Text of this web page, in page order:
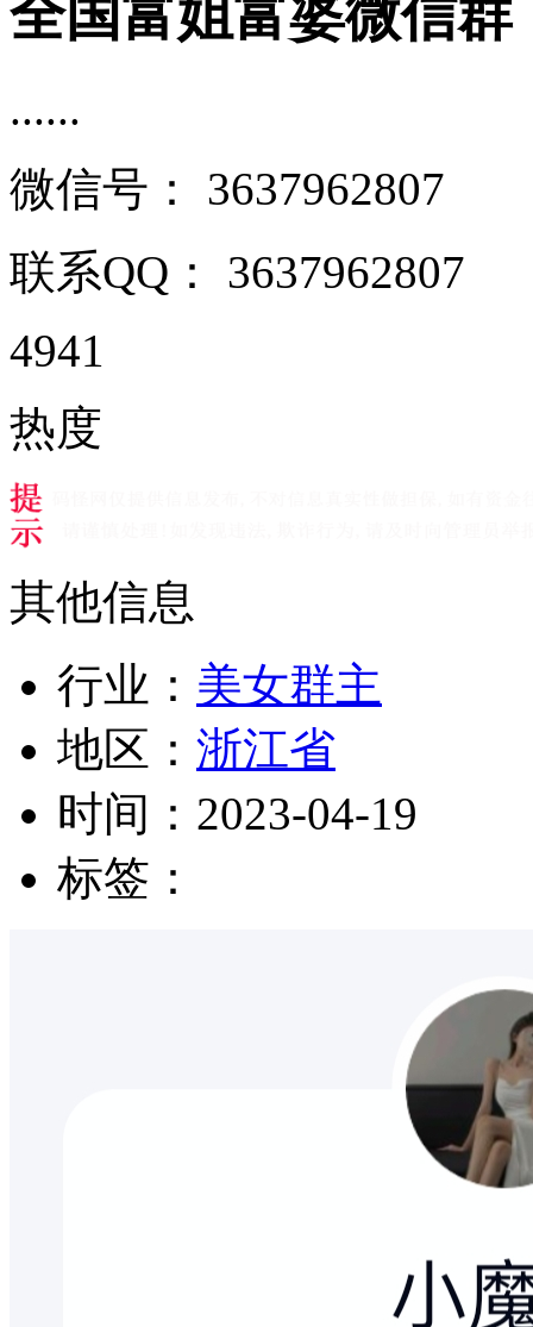
全国富姐富婆微信群
......
微信号： 3637962807
联系QQ： 3637962807
4941
热度
其他信息
行业： 美女群主
地区： 浙江省
时间： 2023-04-19
标签：